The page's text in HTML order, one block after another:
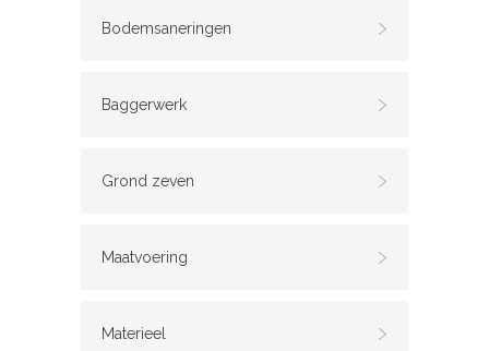
Bodemsaneringen
Baggerwerk
Grond zeven
Maatvoering
Materieel